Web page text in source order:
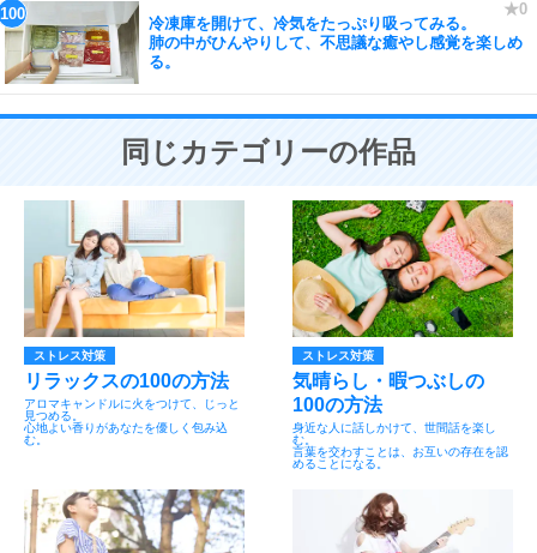
冷凍庫を開けて、冷気をたっぷり吸ってみる。
肺の中がひんやりして、不思議な癒やし感覚を楽しめ
る。
同じカテゴリーの作品
ストレス対策
リラックスの100の方法
アロマキャンドルに火をつけて、じっと
見つめる。
心地よい香りがあなたを優しく包み込
む。
ストレス対策
気晴らし・暇つぶしの
100の方法
身近な人に話しかけて、世間話を楽し
む。
言葉を交わすことは、お互いの存在を認
めることになる。